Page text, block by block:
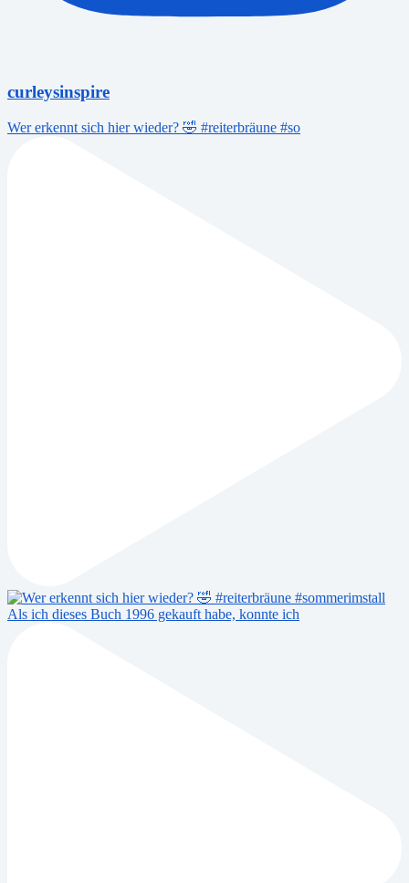
curleysinspire
Wer erkennt sich hier wieder? 🤣 #reiterbräune #so
Als ich dieses Buch 1996 gekauft habe, konnte ich